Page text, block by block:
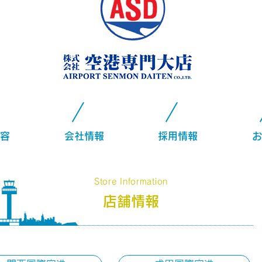
会社情報 採用情報
Store Information
店舗情報